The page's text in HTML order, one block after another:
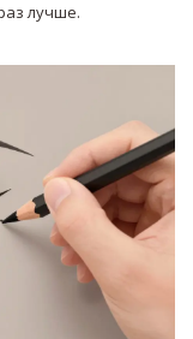
лучше.